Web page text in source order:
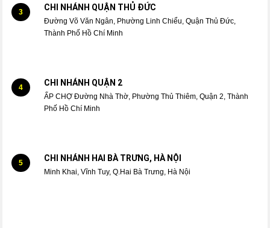
3 CHI NHÁNH QUẬN THỦ ĐỨC
Đường Võ Văn Ngân, Phường Linh Chiểu, Quận Thủ Đức,
Thành Phố Hồ Chí Minh
4 CHI NHÁNH QUẬN 2
ẤP CHỢ Đường Nhà Thờ, Phường Thủ Thiêm, Quận 2, Thành
Phố Hồ Chí Minh
5 CHI NHÁNH HAI BÀ TRƯNG, HÀ NỘI
Minh Khai, Vĩnh Tuy, Q.Hai Bà Trưng, Hà Nội